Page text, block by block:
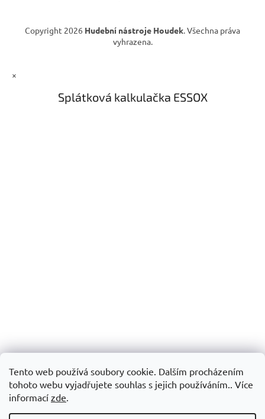
Tento web používá soubory cookie. Dalším procházením
tohoto webu vyjadřujete souhlas s jejich používáním.. Více
informací zde.
Copyright 2026 Hudební nástroje Houdek. Všechna práva
vyhrazena.
×
Splátková kalkulačka ESSOX